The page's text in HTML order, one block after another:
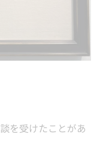
を受けたことがあ